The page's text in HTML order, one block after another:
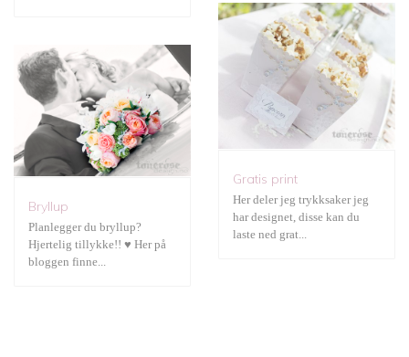
Gratis print
Her deler jeg trykksaker jeg
har designet, disse kan du
laste ned grat...
Bryllup
Planlegger du bryllup?
Hjertelig tillykke!! ♥ Her på
bloggen finne...